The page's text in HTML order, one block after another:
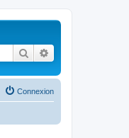
Rechercher
Connexion